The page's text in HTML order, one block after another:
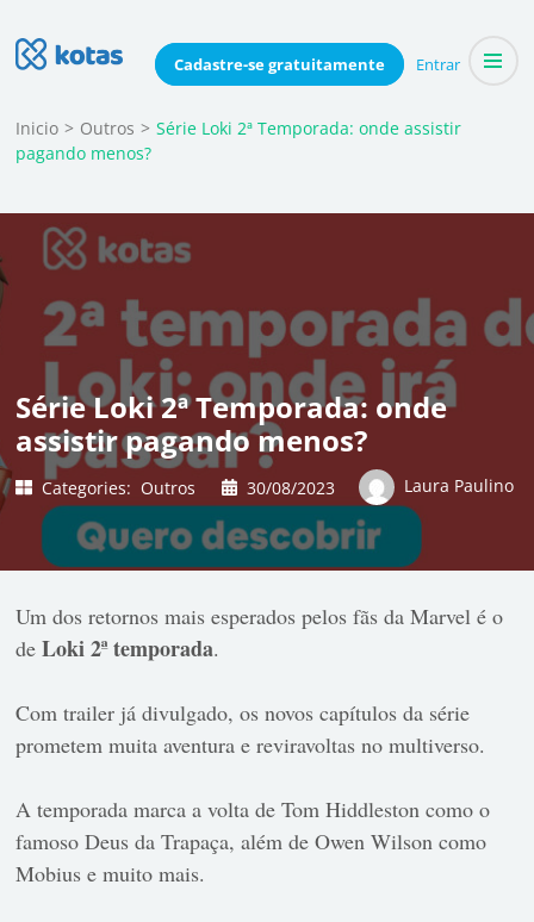
Cadastre-segratuitamente Entrar
to
(Press
Enter)
Blog do Kotas
Dicas e conteúdo relevante para economizar coletivamente
Inicio > Outros > Série Loki 2ª Temporada: onde assistir
pagando menos?
Série Loki 2ª Temporada: onde
assistir pagando menos?
Categories: Outros 30/08/2023 Laura Paulino
Um dos retornos mais esperados pelos fãs da Marvel é o
deLoki 2ª temporada.
Com trailer já divulgado, os novos capítulos da série
prometem muita aventura e reviravoltas no multiverso.
A temporada marca a volta de Tom Hiddleston como o
famoso Deus da Trapaça, além de Owen Wilson como
Mobius e muito mais.